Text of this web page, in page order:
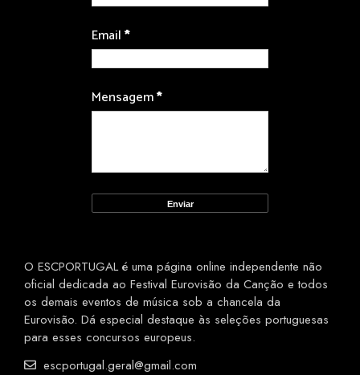
Email*
Mensagem*
O ESCPORTUGAL é uma página online independente não
oficial dedicada ao Festival Eurovisão da Canção e todos
os demais eventos de música sob a chancela da
Eurovisão. Dá especial destaque às seleções portuguesas
para esses concursos europeus.
escportugal.geral@gmail.com